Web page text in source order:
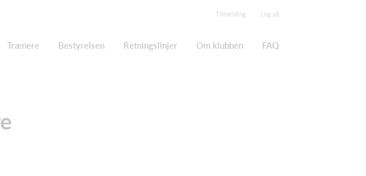
Tilmelding Log på
Trænere Bestyrelsen Retningslinjer Om klubben FAQ